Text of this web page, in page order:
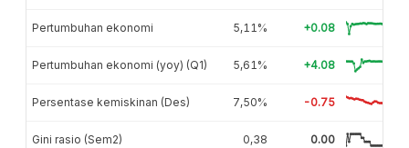
Pertumbuhan ekonomi 5,11% +0.08
Pertumbuhan ekonomi (yoy) (Q1) 5,61% +4.08
Persentase kemiskinan (Des) 7,50% -0.75
Gini rasio (Sem2) 0,38 0.00